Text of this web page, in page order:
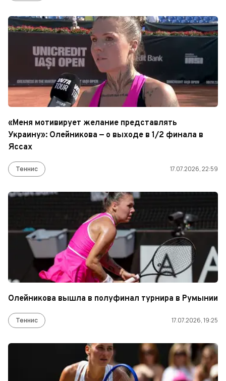
«Меня мотивирует желание представлять
Украину»: Олейникова — о выходе в 1/2 финала в
Яссах
Теннис 17.07.2026, 22:59
Олейникова вышла в полуфинал турнира в Румынии
Теннис 17.07.2026, 19:25